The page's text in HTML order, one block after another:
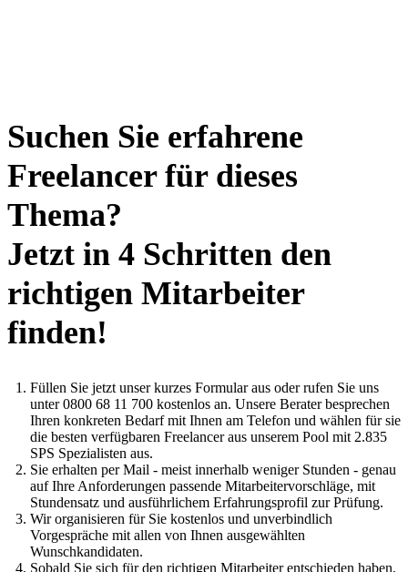
Suchen Sie erfahrene
Freelancer für dieses
Thema?
Jetzt in 4 Schritten den
richtigen Mitarbeiter
finden!
Füllen Sie jetzt unser kurzes Formular aus oder rufen Sie uns
unter 0800 68 11 700 kostenlos an. Unsere Berater besprechen
Ihren konkreten Bedarf mit Ihnen am Telefon und wählen für sie
die besten verfügbaren Freelancer aus unserem Pool mit 2.835
SPS Spezialisten aus.
Sie erhalten per Mail - meist innerhalb weniger Stunden - genau
auf Ihre Anforderungen passende Mitarbeitervorschläge, mit
Stundensatz und ausführlichem Erfahrungsprofil zur Prüfung.
Wir organisieren für Sie kostenlos und unverbindlich
Vorgespräche mit allen von Ihnen ausgewählten
Wunschkandidaten.
Sobald Sie sich für den richtigen Mitarbeiter entschieden haben,